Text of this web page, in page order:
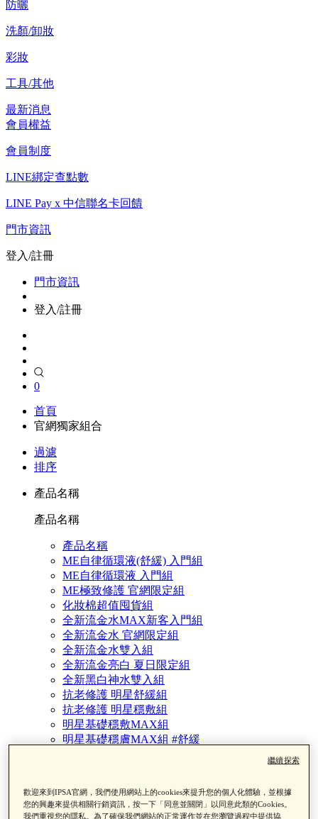
防曬
洗顏/卸妝
彩妝
工具/其他
最新消息
會員權益
會員制度
LINE綁定查點數
LINE Pay x 中信聯名卡回饋
門市資訊
登入/註冊
門市資訊
登入/註冊
0
首頁
官網獨家組合
過濾
排序
產品名稱
產品名稱
產品名稱
ME自律循環液(舒緩) 入門組
ME自律循環液 入門組
ME極致修護 官網限定組
化妝棉超值囤貨組
全新流金水MAX新客入門組
全新流金水 官網限定組
全新流金水雙入組
全新流金亮白 夏日限定組
全新黑白神水雙入組
抗老修護 明星舒緩組
抗老修護 明星穩敷組
明星基礎穩敷MAX組
明星基礎穩膚MAX組 #舒緩
海泥面膜黑頭掰掰透亮組
粉刺掰掰角質淨化組
歡迎來到IPSA官網，我們使用網站上的cookies來提升您的個人化體驗，並根據
您的興趣來提供相關行銷資訊，按一下「同意並關閉」以同意此類的Cookies。
我們重視您的隱私。為了確保我們網站的正常運作並在您瀏覽過程中提供協
繼續探索